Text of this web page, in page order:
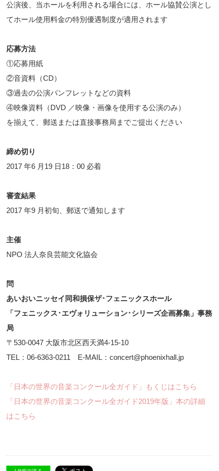
公演後、当ホールを利用される場合には、ホール協賛公演とし
てホール使用料金の特別優遇制度が適用されます
応募方法
①応募用紙
②音資料（CD）
③過去の公演パンフレットなどの資料
④映像資料（DVD ／映像・画像を使用する公演のみ）
を揃えて、郵送または直接事務局までご提出ください
締め切り
2017 年6 月19 日18：00 必着
審査結果
2017 年9 月初旬、郵送で通知します
主催
NPO 法人奈良芸能文化協会
問
あいおいニッセイ同和損保ザ･フェニックスホール
「フェニックス･エヴォリューション･シリーズ企画募集」事務
局
〒530-0047 大阪市北区西天満4-15-10
TEL：06-6363-0211 E-MAIL：concert@phoenixhall.jp
「日本の世界の音楽コンクール全ガイド」もくじはこちら
「日本の世界の音楽コンクール全ガイド2019年版」本の詳細
はこちら